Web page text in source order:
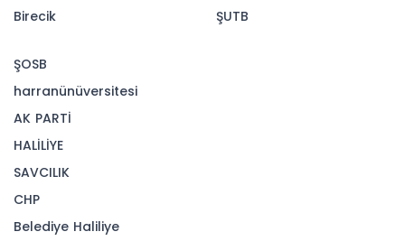
Birecik
ŞUTB
ŞOSB
harranünüversitesi
AK PARTİ
HALİLİYE
SAVCILIK
CHP
Belediye Haliliye